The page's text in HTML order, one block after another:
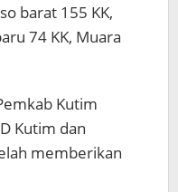
barat 155 KK,
74 KK, Muara
Kutim
Kutim dan
memberikan